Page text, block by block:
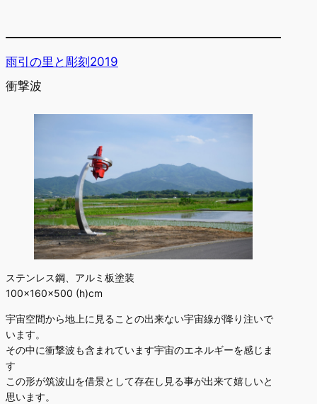
雨引の里と彫刻2019
衝撃波
ステンレス鋼、アルミ板塗装
100×160×500 (h)cm
宇宙空間から地上に見ることの出来ない宇宙線が降り注いで
います。
その中に衝撃波も含まれています宇宙のエネルギーを感じま
す
この形が筑波山を借景として存在し見る事が出来て嬉しいと
思います。